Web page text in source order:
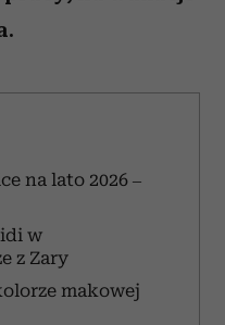
na lato 2026 –
w
z Zary
makowej